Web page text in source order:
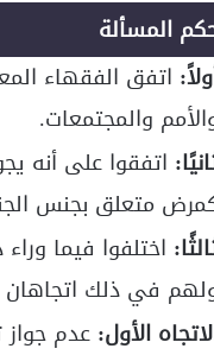
المسألة
اتفق الفقهاء
والمجتمعات.
اتفقوا على أنه
متعلق بجنس
اختلفوا فيما
في ذلك اتجاهان
الأول: عدم